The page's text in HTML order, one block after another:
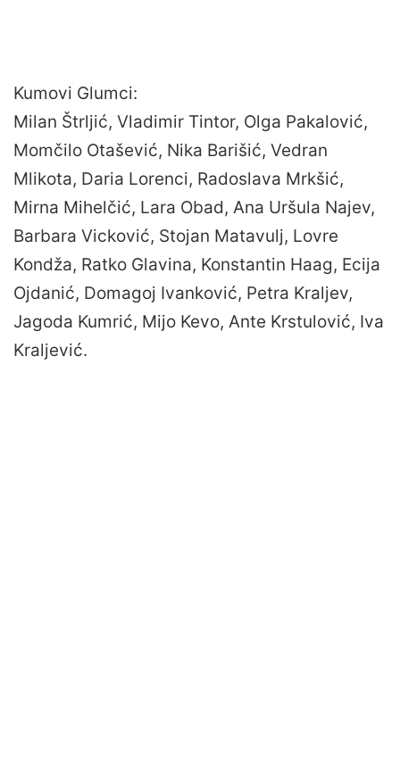
Kumovi Glumci:
Milan Štrljić, Vladimir Tintor, Olga Pakalović,
Momčilo Otašević, Nika Barišić, Vedran
Mlikota, Daria Lorenci, Radoslava Mrkšić,
Mirna Mihelčić, Lara Obad, Ana Uršula Najev,
Barbara Vicković, Stojan Matavulj, Lovre
Kondža, Ratko Glavina, Konstantin Haag, Ecija
Ojdanić, Domagoj Ivanković, Petra Kraljev,
Jagoda Kumrić, Mijo Kevo, Ante Krstulović, Iva
Kraljević.